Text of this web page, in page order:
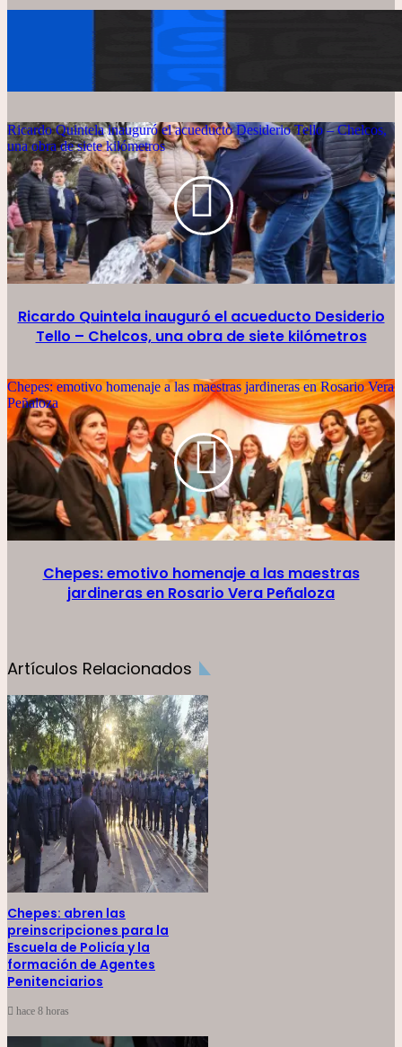
Ricardo Quintela inauguró el acueducto Desiderio Tello – Chelcos,
una obra de siete kilómetros
Ricardo Quintela inauguró el acueducto Desiderio
Tello – Chelcos, una obra de siete kilómetros
Chepes: emotivo homenaje a las maestras jardineras en Rosario Vera
Peñaloza
Chepes: emotivo homenaje a las maestras
jardineras en Rosario Vera Peñaloza
Artículos Relacionados
Chepes: abren las
preinscripciones para la
Escuela de Policía y la
formación de Agentes
Penitenciarios
hace 8 horas